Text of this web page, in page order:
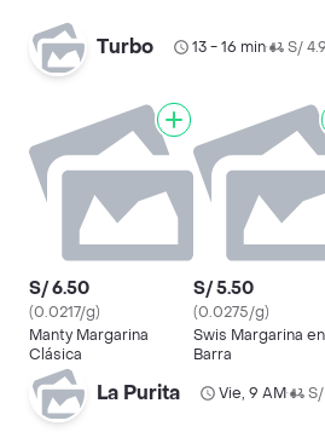
Turbo 13 - 16 min• S/
S/ 6.50
(0.0217/g)
Manty Margarina
Clásica
S/ 5.50
(0.0275/g)
Swis Margarina en
Barra
La Purita Vie, 9 AM•